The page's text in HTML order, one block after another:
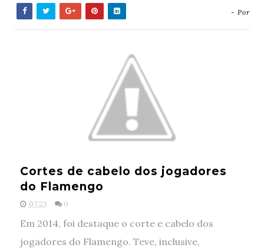
- Por
Cortes de cabelo dos jogadores
do Flamengo
07:23 0
Em 2014, foi destaque o corte e cabelo dos
jogadores do Flamengo. Teve, inclusive,